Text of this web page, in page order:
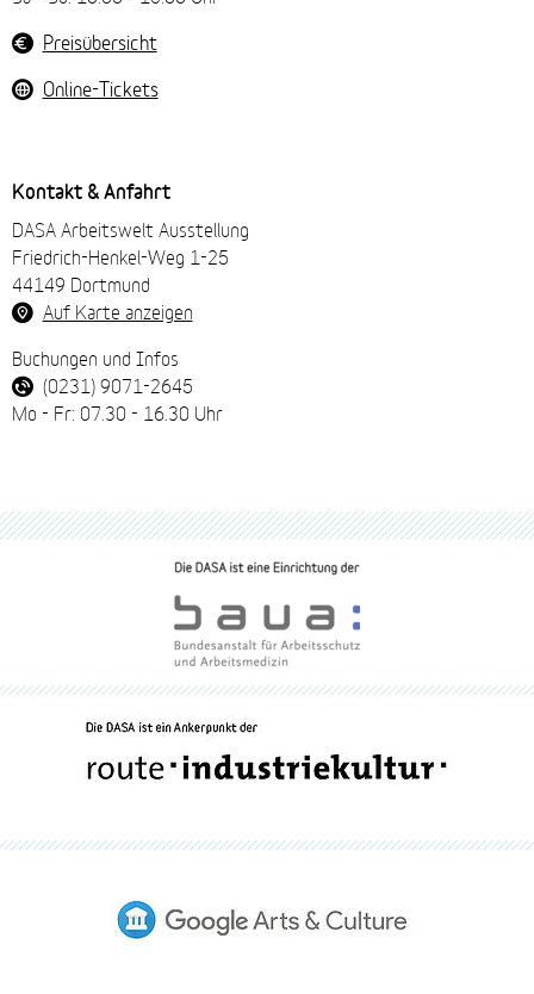
Preisübersicht
Online-Tickets
Kontakt & Anfahrt
DASA Arbeitswelt Ausstellung
Friedrich-Henkel-Weg 1-25
44149 Dortmund
Auf Karte anzeigen
Buchungen und Infos
(0231) 9071-2645
Mo - Fr: 07.30 - 16.30 Uhr